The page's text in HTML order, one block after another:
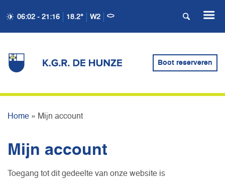
06:02 - 21:16 18.2° W2
Boot reserveren
Home » Mijn account
Mijn account
Toegang tot dit gedeelte van onze website is